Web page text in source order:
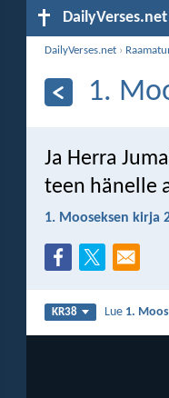
DailyVerses.net
DailyVerses.net ›
1.
Ja Herra
teen hänelle
1. Mooseksen kirja
KR38 Lue 1.